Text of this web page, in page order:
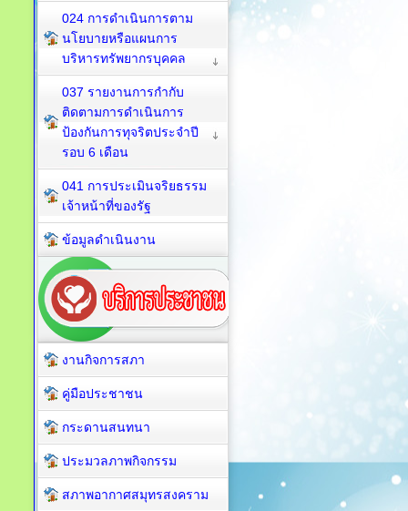
024 การดำเนินการตาม
นโยบายหรือแผนการ
บริหารทรัพยากรบุคคล
037 รายงานการกำกับ
ติดตามการดำเนินการ
ป้องกันการทุจริตประจำปี
รอบ 6 เดือน
041 การประเมินจริยธรรม
เจ้าหน้าที่ของรัฐ
ข้อมูลดำเนินงาน
งานกิจการสภา
คู่มือประชาชน
กระดานสนทนา
ประมวลภาพกิจกรรม
สภาพอากาศสมุทรสงคราม